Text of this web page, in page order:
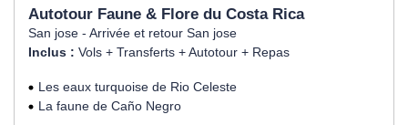
Autotour Faune & Flore du Costa Rica
San jose - Arrivée et retour San jose
Inclus : Vols + Transferts + Autotour + Repas
Les eaux turquoise de Rio Celeste
La faune de Caño Negro